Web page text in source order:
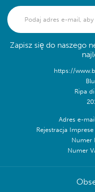
Zapisz się do naszego
https://
Ripa
Adres e-
Rejestracja
Numer
Numer